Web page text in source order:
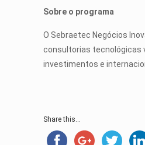
Sobre o programa
O Sebraetec Negócios
consultorias tecnológicas
investimentos e
Share this...